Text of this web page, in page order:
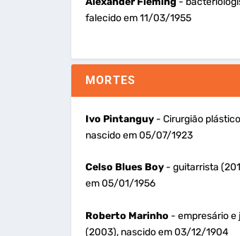
falecido em 11/03/1955
MORTES
Ivo Pintanguy- Cirurgião
nascido em 05/07/1923
Celso Blues Boy- guitarrista
em 05/01/1956
Roberto Marinho - empresário e
(2003), nascido em 03/12/1904